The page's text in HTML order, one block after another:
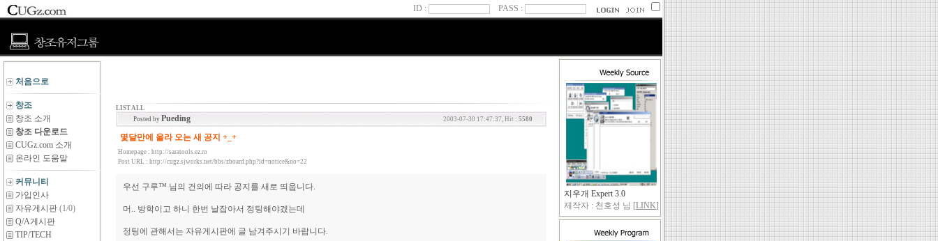
ID : PASS :
처음으로
창조
창조 소개
창조 다운로드
CUGz.com 소개
온라인 도움말
커뮤니티
가입인사
자유게시판 (1/0)
Q/A게시판
TIP/TECH
LIST ALL
Posted by Pueding 2003-07-30 17:47:37, Hit : 5580
몇달만에 올라 오는 새 공지 +_+
Homepage : http://saratools.ez.ro
Post URL : http://cugz.sjworks.net/bbs/zboard.php?id=notice&no=22
우선 구루™ 님의 건의에 따라 공지를 새로 띄웁니다.
머.. 방학이고 하니 한번 날잡아서 정팅해야겠는데
정팅에 관해서는 자유게시판에 글 남겨주시기 바랍니다.
지우개 Expert 3.0
제작자 : 천호성 님 [LINK]